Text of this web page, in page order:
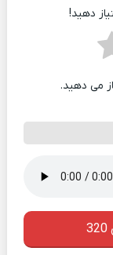
دهید!
می دهید.